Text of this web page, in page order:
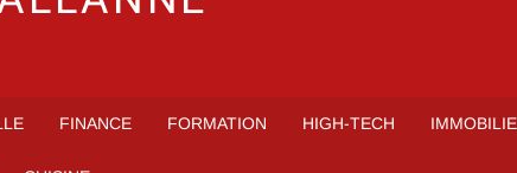
FINANCE FORMATION HIGH-TECH